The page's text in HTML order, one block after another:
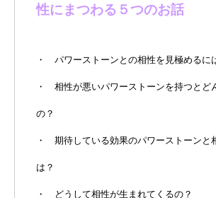
性にまつわる５つのお話
・ パワーストーンとの相性を見極めるに
・ 相性が悪いパワーストーンを持つとど
の？
・ 期待している効果のパワーストーンと
は？
・ どうして相性が生まれてくるの？